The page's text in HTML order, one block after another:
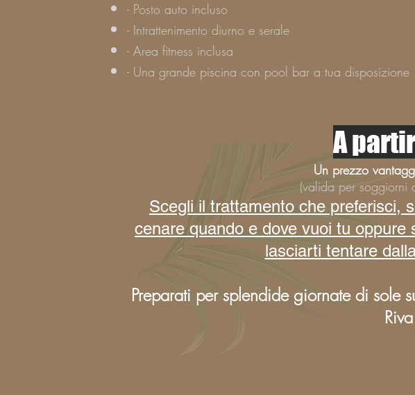
- Posto auto incluso
- Intrattenimento diurno e serale
- Area fitness inclusa
- Una grande piscina con pool bar a tua disposizione
A
Un prezzo
(valida per
Scegli il trattamento che preferisci,
cenare quando e dove vuoi tu
lasciarti tentare
Preparati per splendide giornate di sole